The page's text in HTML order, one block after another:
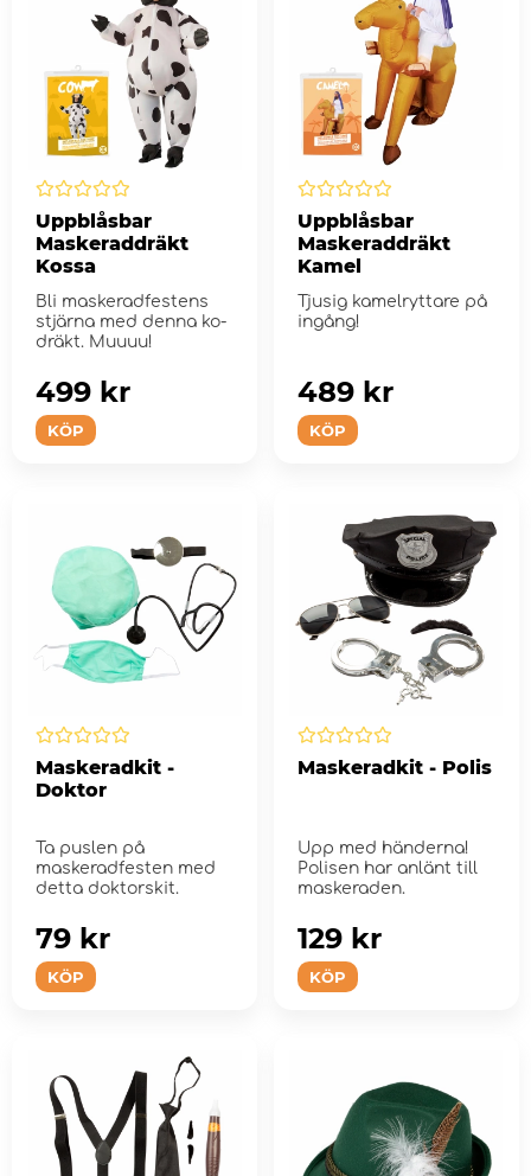
Uppblåsbar
Maskeraddräkt
Kossa
Bli maskeradfestens
stjärna med denna ko-
dräkt. Muuuu!
KÖP
499 kr
Uppblåsbar
Maskeraddräkt
Kamel
Tjusig kamelryttare på
ingång!
KÖP
489 kr
Maskeradkit -
Doktor
Ta puslen på
maskeradfesten med
detta doktorskit.
KÖP
79 kr
Maskeradkit - Polis
Upp med händerna!
Polisen har anlänt till
maskeraden.
KÖP
129 kr